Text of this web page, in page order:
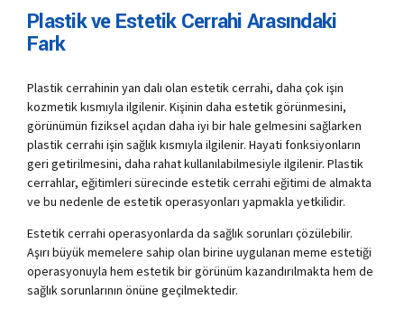
Plastik ve Estetik Cerrahi Arasındaki
Fark
Plastik cerrahinin yan dalı olan estetik cerrahi, daha çok işin
kozmetik kısmıyla ilgilenir. Kişinin daha estetik görünmesini,
görünümün fiziksel açıdan daha iyi bir hale gelmesini sağlarken
plastik cerrahi işin sağlık kısmıyla ilgilenir. Hayati fonksiyonların
geri getirilmesini, daha rahat kullanılabilmesiyle ilgilenir. Plastik
cerrahlar, eğitimleri sürecinde estetik cerrahi eğitimi de almakta
ve bu nedenle de estetik operasyonları yapmakla yetkilidir.
Estetik cerrahi operasyonlarda da sağlık sorunları çözülebilir.
Aşırı büyük memelere sahip olan birine uygulanan meme estetiği
operasyonuyla hem estetik bir görünüm kazandırılmakta hem de
sağlık sorunlarının önüne geçilmektedir.